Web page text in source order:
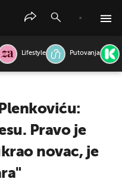
Lifestyle Putovanja
Pravo je
novac, je